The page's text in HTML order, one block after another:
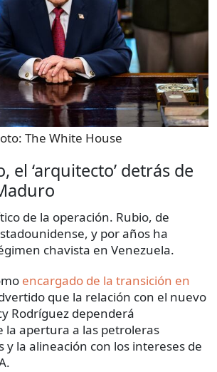
The White House
el ‘arquitecto’ detrás de
de la operación. Rubio, de
y por años ha
chavista en Venezuela.
encargado de la transición en
que la relación con el nuevo
Rodríguez dependerá
la apertura a las petroleras
y la alineación con los intereses de